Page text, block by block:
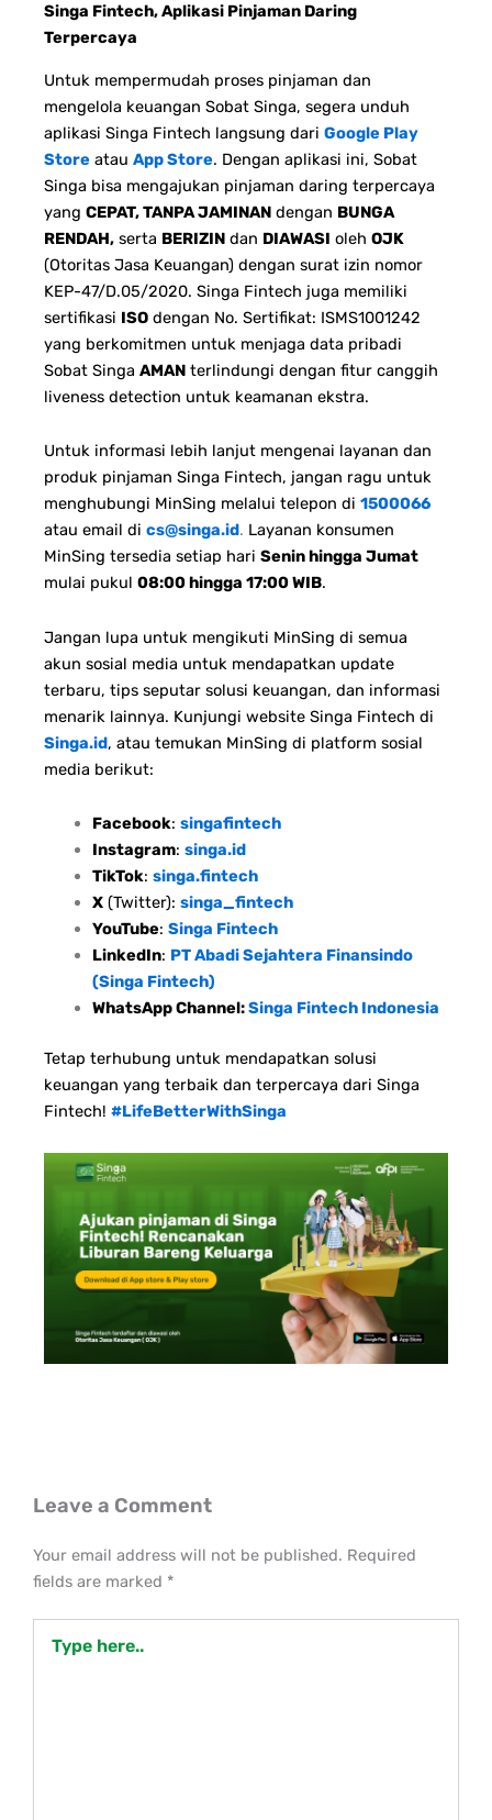
Singa Fintech, Aplikasi Pinjaman Daring
Terpercaya
Untuk mempermudah proses pinjaman dan
mengelola keuangan Sobat Singa, segera unduh
aplikasi Singa Fintech langsung dari Google Play
Store atau App Store. Dengan aplikasi ini, Sobat
Singa bisa mengajukan pinjaman daring terpercaya
yang CEPAT, TANPA JAMINAN dengan BUNGA
RENDAH, serta BERIZIN dan DIAWASI oleh OJK
(Otoritas Jasa Keuangan) dengan surat izin nomor
KEP-47/D.05/2020. Singa Fintech juga memiliki
sertifikasi ISO dengan No. Sertifikat: ISMS1001242
yang berkomitmen untuk menjaga data pribadi
Sobat Singa AMAN terlindungi dengan fitur canggih
liveness detection untuk keamanan ekstra.
Untuk informasi lebih lanjut mengenai layanan dan
produk pinjaman Singa Fintech, jangan ragu untuk
menghubungi MinSing melalui telepon di 1500066
atau email di cs@singa.id. Layanan konsumen
MinSing tersedia setiap hari Senin hingga Jumat
mulai pukul 08:00 hingga 17:00 WIB.
Jangan lupa untuk mengikuti MinSing di semua
akun sosial media untuk mendapatkan update
terbaru, tips seputar solusi keuangan, dan informasi
menarik lainnya. Kunjungi website Singa Fintech di
Singa.id, atau temukan MinSing di platform sosial
media berikut:
Facebook: singafintech
Instagram: singa.id
TikTok: singa.fintech
X(Twitter): singa_fintech
YouTube: Singa Fintech
LinkedIn: PT Abadi Sejahtera Finansindo
(Singa Fintech)
WhatsApp Channel:Singa Fintech Indonesia
Tetap terhubung untuk mendapatkan solusi
keuangan yang terbaik dan terpercaya dari Singa
Fintech! #LifeBetterWithSinga
Leave a Comment
Your email address will not be published. Required
fields are marked *
here..